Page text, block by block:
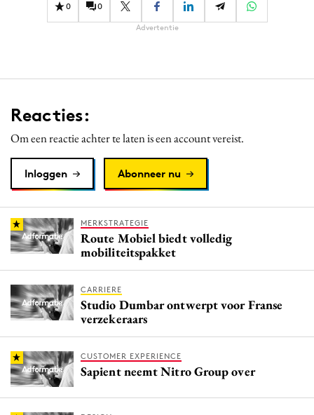
0 0
Advertentie
Reacties:
Om een reactie achter te laten is een account vereist.
Inloggen Abonneer nu
MERKSTRATEGIE
Route Mobiel biedt volledig
mobiliteitspakket
CARRIERE
Studio Dumbar ontwerpt voor Franse
verzekeraars
CUSTOMER EXPERIENCE
Sapient neemt Nitro Group over